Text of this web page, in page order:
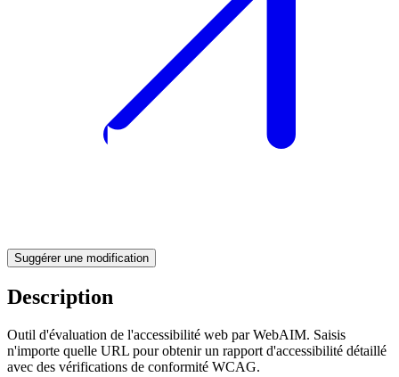
Suggérer une modification
Description
Outil d'évaluation de l'accessibilité web par WebAIM. Saisis
n'importe quelle URL pour obtenir un rapport d'accessibilité détaillé
avec des vérifications de conformité WCAG.